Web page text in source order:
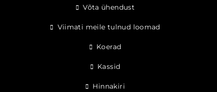
Võta ühendust
Viimati meile tulnud loomad
Koerad
Kassid
Hinnakiri